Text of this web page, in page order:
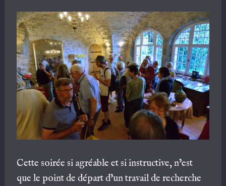
Cette soirée si agréable et si instructive, n’est
que le point de départ d’un travail de recherche